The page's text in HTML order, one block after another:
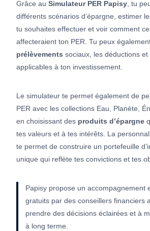
Grâce au Simulateur PER Papisy , tu
différents scénarios d’épargne, estimer
tu souhaites effectuer et voir comment
affecteraient ton PER. Tu peux
prélèvements sociaux, les déductions et
applicables à ton investissement.
Le simulateur te permet également de
PER avec les collections Eau, Planète,
en choisissant des produits d’épargne
tes valeurs et à tes intérêts. La
te permet de construire un portefeuille
unique qui reflète tes convictions et tes
Papisy propose un accompagnement
gratuits par des conseillers financiers
prendre des décisions éclairées et à
à long terme.